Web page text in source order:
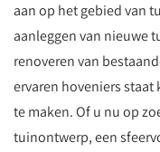
aan op het gebied van
aanleggen van nieuwe
renoveren van
ervaren hoveniers
te maken. Of u nu op
tuinontwerp, een